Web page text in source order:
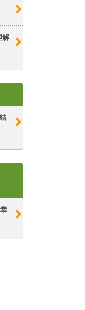
解